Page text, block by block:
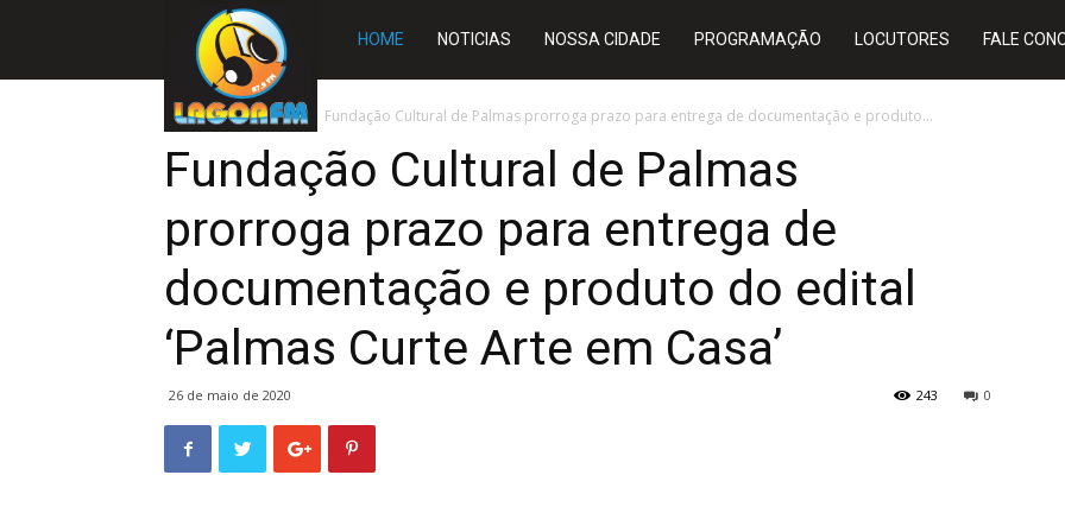
Rádio
Lagoa
FM
HOME NOTICIAS NOSSA CIDADE PROGRAMAÇÃO LOCUTORES FALE
Início TOCANTINS Fundação Cultural de Palmas prorroga prazo para entrega de documentação e produto...
Fundação Cultural de Palmas
prorroga prazo para entrega de
documentação e produto do edital
‘Palmas Curte Arte em Casa’
26 de maio de 2020 0
243